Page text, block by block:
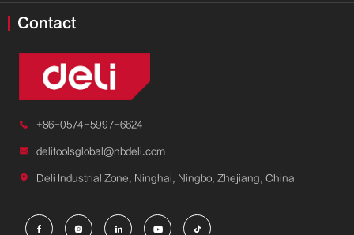
Contact
 +86-0574-5997-6624
 delitoolsglobal@nbdeli.com
 Deli Industrial Zone, Ninghai, Ningbo, Zhejiang, China
    